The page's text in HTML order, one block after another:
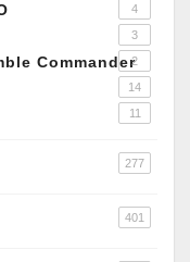
4
3
Commander2
14
11
277
401